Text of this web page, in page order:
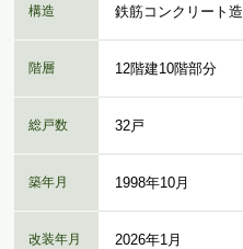
構造 鉄筋コンクリート造
階層 12階建10階部分
総戸数 32戸
築年月 1998年10月
改装年月 2026年1月